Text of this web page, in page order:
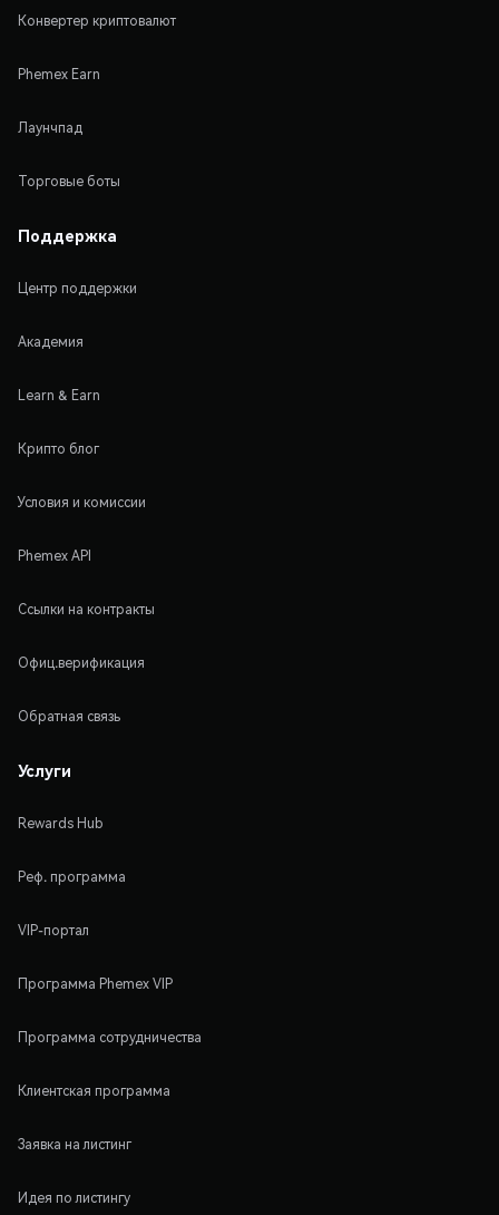
Конвертер криптовалют
Phemex Earn
Лаунчпад
Торговые боты
Поддержка
Центр поддержки
Академия
Learn & Earn
Крипто блог
Условия и комиссии
Phemex API
Ссылки на контракты
Офиц.верификация
Обратная связь
Услуги
Rewards Hub
Реф. программа
VIP-портал
Программа Phemex VIP
Программа сотрудничества
Клиентская программа
Заявка на листинг
Идея по листингу